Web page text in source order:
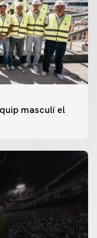
masculí el